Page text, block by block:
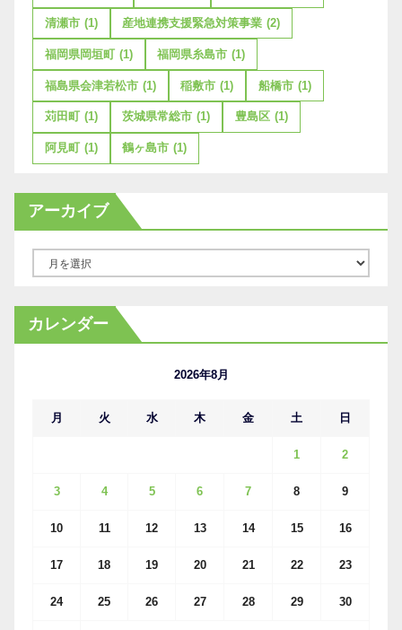
清瀬市 (1) 産地連携支援緊急対策事業 (2)
福岡県岡垣町 (1) 福岡県糸島市 (1)
福島県会津若松市 (1) 稲敷市 (1) 船橋市 (1)
苅田町 (1) 茨城県常総市 (1) 豊島区 (1)
阿見町 (1) 鶴ヶ島市 (1)
アーカイブ
カ
イ
カレンダー
2026年8月
月 火 水 木 金 土 日
1 2
3 4 5 6 7 8 9
10 11 12 13 14 15 16
17 18 19 20 21 22 23
24 25 26 27 28 29 30